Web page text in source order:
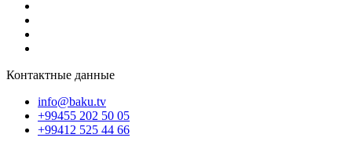
Контактные данные
info@baku.tv
+99455 202 50 05
+99412 525 44 66